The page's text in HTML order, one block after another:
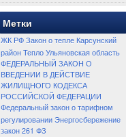
Метки
ЖК РФ Закон о тепле Карсунский
район Тепло Ульяновская область
ФЕДЕРАЛЬНЫЙ ЗАКОН О
ВВЕДЕНИИ В ДЕЙСТВИЕ
ЖИЛИЩНОГО КОДЕКСА
РОССИЙСКОЙ ФЕДЕРАЦИИ
Федеральный закон о тарифном
регулировании Энергосбережение
закон 261 ФЗ